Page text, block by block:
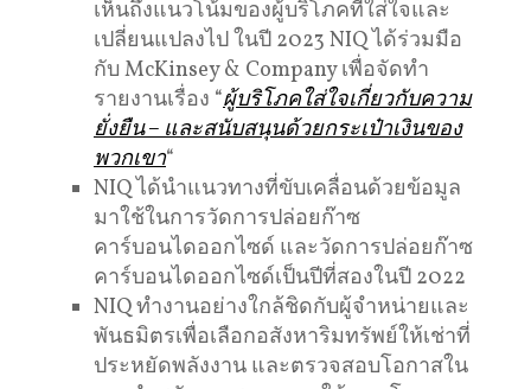
เห็นถึงแนวโน้มของผู้บริโภคที่ใส่ใจและ
เปลี่ยนแปลงไป ในปี 2023 NIQ ได้ร่วมมือ
กับ McKinsey & Company เพื่อจัดทำ
รายงานเรื่อง “ผู้บริโภคใส่ใจเกี่ยวกับความ
ยั่งยืน – และสนับสนุนด้วยกระเป๋าเงินของ
พวกเขา“
NIQ ได้นําแนวทางที่ขับเคลื่อนด้วยข้อมูล
มาใช้ในการวัดการปล่อยก๊าซ
คาร์บอนไดออกไซด์ และวัดการปล่อยก๊าซ
คาร์บอนไดออกไซด์เป็นปีที่สองในปี 2022
NIQ ทํางานอย่างใกล้ชิดกับผู้จำหน่ายและ
พันธมิตรเพื่อเลือกอสังหาริมทรัพย์ให้เช่าที่
ประหยัดพลังงาน และตรวจสอบโอกาสใน